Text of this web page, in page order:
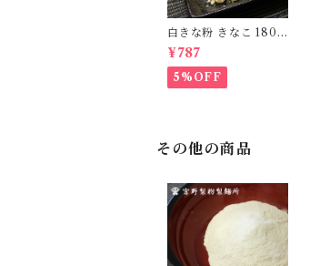
白きな粉 きなこ 180g
2袋 国産 無添加 大豆
自家製粉 食品 グルメ
粉物 [myn-sknk-02]
¥787
5%OFF
その他の商品